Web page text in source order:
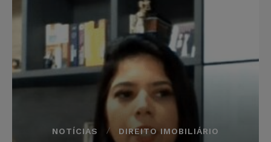
NOTÍCIAS DIREITO IMOBILIÁRIO